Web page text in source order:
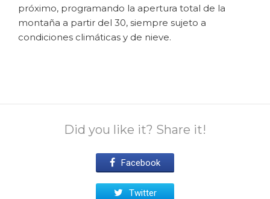
próximo, programando la apertura total de la
montaña a partir del 30, siempre sujeto a
condiciones climáticas y de nieve.
Did you like it? Share it!
Facebook
Twitter